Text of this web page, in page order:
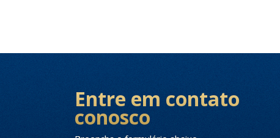
Entre em contato
conosco